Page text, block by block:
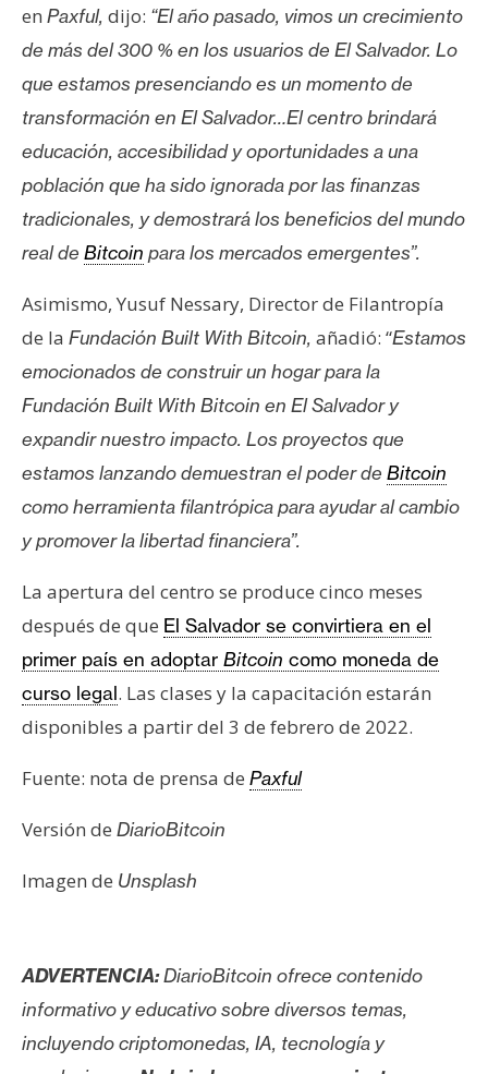
C
o
n
t
c
t
o
P
u
i
c
i
d
d
en Paxful, dijo: “El año pasado, vimos un crecimiento
de más del 300 % en los usuarios de El Salvador. Lo
que estamos presenciando es un momento de
transformación en El Salvador…El centro brindará
educación, accesibilidad y oportunidades a una
población que ha sido ignorada por las finanzas
tradicionales, y demostrará los beneficios del mundo
real de Bitcoin para los mercados emergentes”.
Asimismo, Yusuf Nessary, Director de Filantropía
de la Fundación Built With Bitcoin, añadió: “Estamos
emocionados de construir un hogar para la
Fundación Built With Bitcoin en El Salvador y
expandir nuestro impacto. Los proyectos que
estamos lanzando demuestran el poder de Bitcoin
como herramienta filantrópica para ayudar al cambio
y promover la libertad financiera”.
La apertura del centro se produce cinco meses
después de que El Salvador se convirtiera en el
primer país en adoptar Bitcoin como moneda de
curso legal. Las clases y la capacitación estarán
disponibles a partir del 3 de febrero de 2022.
Fuente: nota de prensa de Paxful
Versión de DiarioBitcoin
Imagen de Unsplash
ADVERTENCIA:DiarioBitcoin ofrece contenido
informativo y educativo sobre diversos temas,
incluyendo criptomonedas, IA, tecnología y